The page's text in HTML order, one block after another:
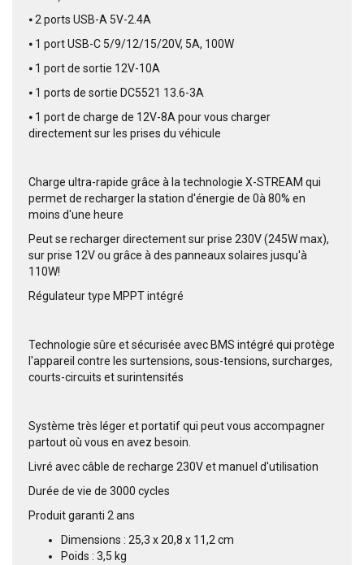
⦁ 2 ports USB-A 5V-2.4A
⦁ 1 port USB-C 5/9/12/15/20V, 5A, 100W
⦁ 1 port de sortie 12V-10A
⦁ 1 ports de sortie DC5521 13.6-3A
⦁ 1 port de charge de 12V-8A pour vous charger
directement sur les prises du véhicule
Charge ultra-rapide grâce à la technologie X-STREAM qui
permet de recharger la station d'énergie de 0à 80% en
moins d'une heure
Peut se recharger directement sur prise 230V (245W max),
sur prise 12V ou grâce à des panneaux solaires jusqu'à
110W!
Régulateur type MPPT intégré
Technologie sûre et sécurisée avec BMS intégré qui protège
l'appareil contre les surtensions, sous-tensions, surcharges,
courts-circuits et surintensités
Système très léger et portatif qui peut vous accompagner
partout où vous en avez besoin.
Livré avec câble de recharge 230V et manuel d'utilisation
Durée de vie de 3000 cycles
Produit garanti 2 ans
Dimensions : 25,3 x 20,8 x 11,2 cm
Poids : 3,5 kg